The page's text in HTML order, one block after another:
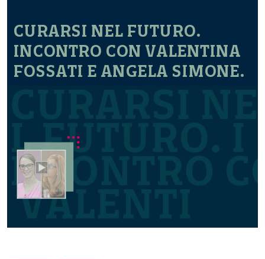
CURARSI NEL FUTURO.
INCONTRO CON VALENTINA
FOSSATI E ANGELA SIMONE.